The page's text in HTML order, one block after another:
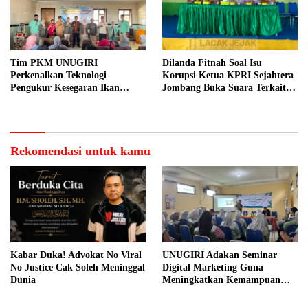
Tim PKM UNUGIRI
Perkenalkan Teknologi
Pengukur Kesegaran Ikan
Dilanda Fitnah Soal Isu
Korupsi Ketua KPRI Sejahtera
Jombang Buka Suara Terkait
Rekomendasi untuk kamu
Kabar Duka! Advokat No Viral
No Justice Cak Soleh Meninggal
Dunia
UNUGIRI Adakan Seminar
Digital Marketing Guna
Meningkatkan Kemampuan